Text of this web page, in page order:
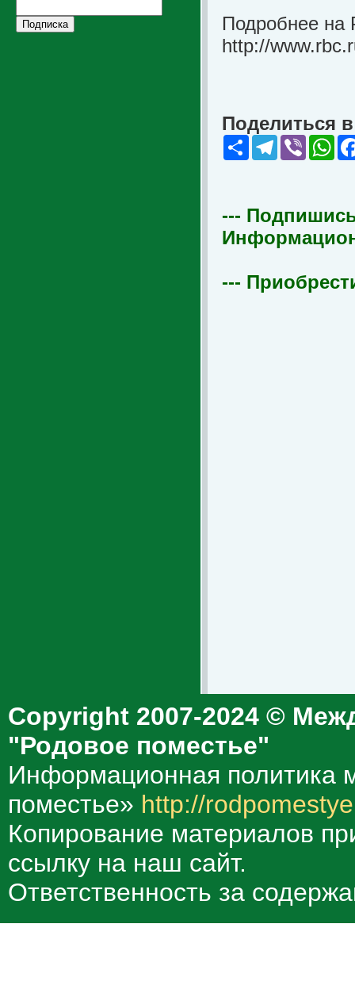
Подробнее на
http://
Поделиться
Share Telegram
Viber
---
---
Copyright 2007-2024 ©
"Родовое поместье"
Информационная политика
поместье» http://
Копирование материалов
ссылку на наш сайт.
Ответственность за